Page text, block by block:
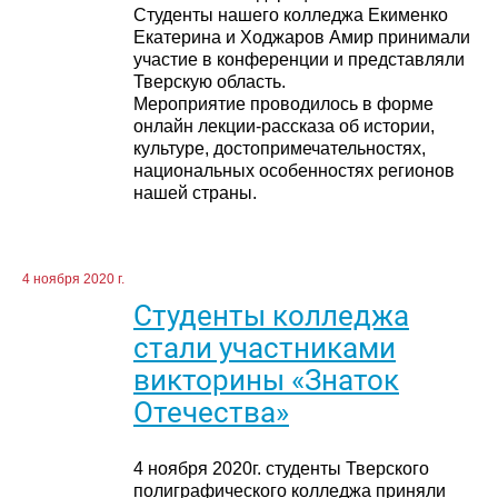
Студенты нашего колледжа Екименко
Екатерина и Ходжаров Амир принимали
участие в конференции и представляли
Тверскую область.
Мероприятие проводилось в форме
онлайн лекции-рассказа об истории,
культуре, достопримечательностях,
национальных особенностях регионов
нашей страны.
4 ноября 2020 г.
Студенты колледжа
стали участниками
викторины «Знаток
Отечества»
4 ноября 2020г. студенты Тверского
полиграфического колледжа приняли